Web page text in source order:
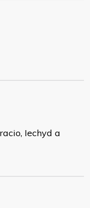
Iechyd a